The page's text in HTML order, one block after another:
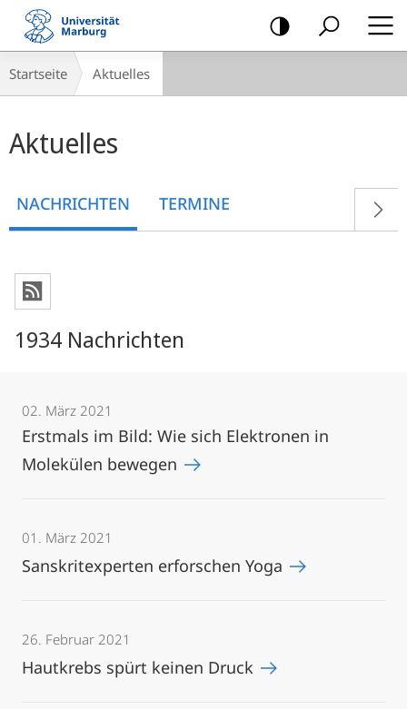
Mobile-
Navigation
Breadcrumb-
Navigation
Startseite Aktuelles
Aktuelles
NACHRICHTEN TERMINE
1934 Nachrichten
02. März 2021
Erstmals im Bild: Wie sich Elektronen in
Molekülen bewegen
01. März 2021
Sanskritexperten erforschen Yoga
26. Februar 2021
Hautkrebs spürt keinen Druck